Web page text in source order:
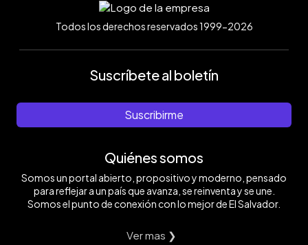
Todos los derechos reservados 1999-2026
Suscríbete al boletín
Suscribirme
Quiénes somos
Somos un portal abierto, propositivo y moderno, pensado
para reflejar a un país que avanza, se reinventa y se une.
Somos el punto de conexión con lo mejor de El Salvador.
Ver mas ❯